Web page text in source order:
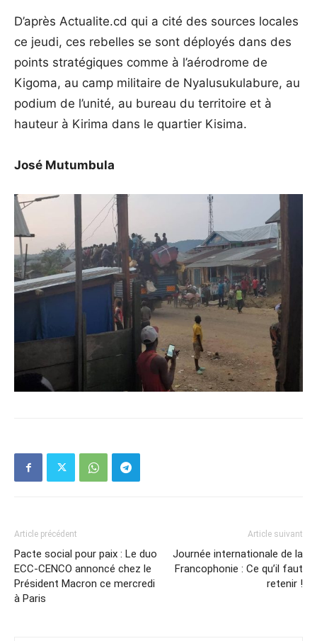
D’après Actualite.cd qui a cité des sources locales
ce jeudi, ces rebelles se sont déployés dans des
points stratégiques comme à l’aérodrome de
Kigoma, au camp militaire de Nyalusukulabure, au
podium de l’unité, au bureau du territoire et à
hauteur à Kirima dans le quartier Kisima.
José Mutumbula
Article précédent
Pacte social pour paix : Le duo
ECC-CENCO annoncé chez le
Président Macron ce mercredi
à Paris
Article suivant
Journée internationale de la
Francophonie : Ce qu’il faut
retenir !